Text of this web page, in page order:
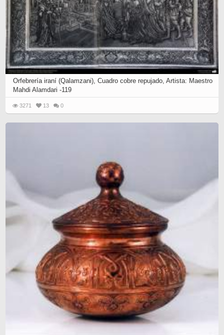
Orfebrería iraní (Qalamzani), Cuadro cobre repujado, Artista: Maestro
Mahdi Alamdari -119
3271 13 0